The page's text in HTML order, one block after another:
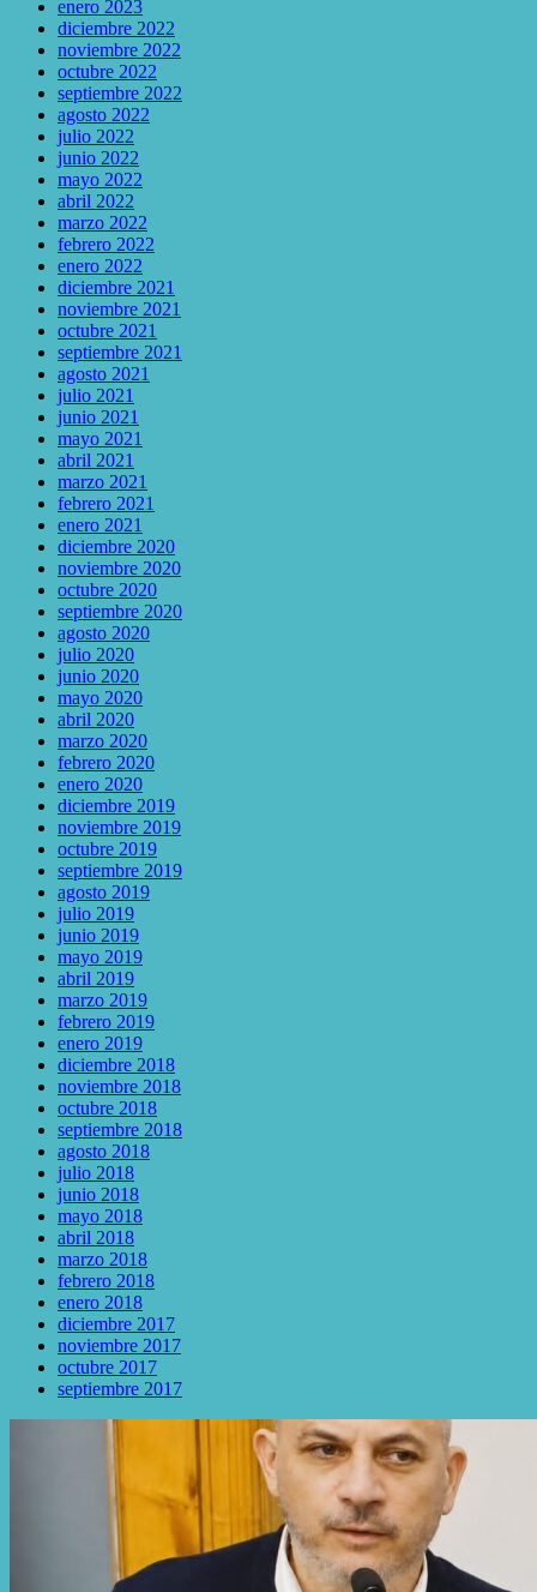
enero 2023
diciembre 2022
noviembre 2022
octubre 2022
septiembre 2022
agosto 2022
julio 2022
junio 2022
mayo 2022
abril 2022
marzo 2022
febrero 2022
enero 2022
diciembre 2021
noviembre 2021
octubre 2021
septiembre 2021
agosto 2021
julio 2021
junio 2021
mayo 2021
abril 2021
marzo 2021
febrero 2021
enero 2021
diciembre 2020
noviembre 2020
octubre 2020
septiembre 2020
agosto 2020
julio 2020
junio 2020
mayo 2020
abril 2020
marzo 2020
febrero 2020
enero 2020
diciembre 2019
noviembre 2019
octubre 2019
septiembre 2019
agosto 2019
julio 2019
junio 2019
mayo 2019
abril 2019
marzo 2019
febrero 2019
enero 2019
diciembre 2018
noviembre 2018
octubre 2018
septiembre 2018
agosto 2018
julio 2018
junio 2018
mayo 2018
abril 2018
marzo 2018
febrero 2018
enero 2018
diciembre 2017
noviembre 2017
octubre 2017
septiembre 2017